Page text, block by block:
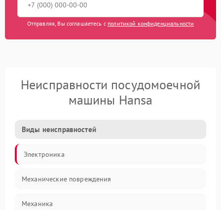
Отправляя, Вы соглашаетесь с политикой конфиденциальности
Неисправности посудомоечной
машины Hansa
Виды неисправностей
Электроника
Механические повреждения
Механика